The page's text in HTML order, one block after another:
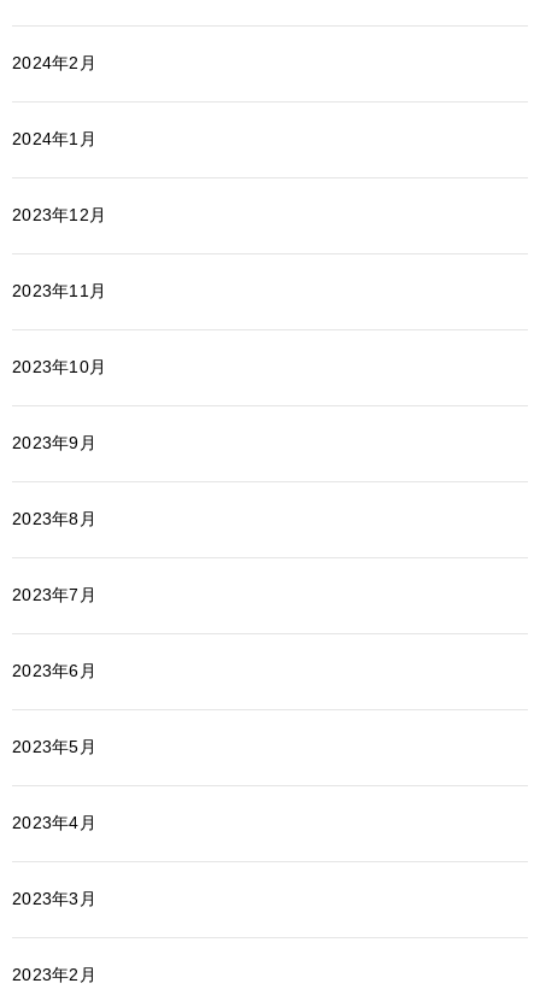
2024年2月
2024年1月
2023年12月
2023年11月
2023年10月
2023年9月
2023年8月
2023年7月
2023年6月
2023年5月
2023年4月
2023年3月
2023年2月